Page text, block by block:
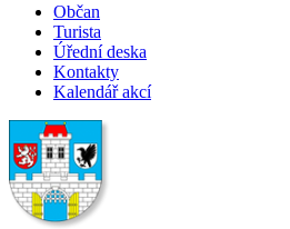
Občan
Turista
Úřední deska
Kontakty
Kalendář akcí